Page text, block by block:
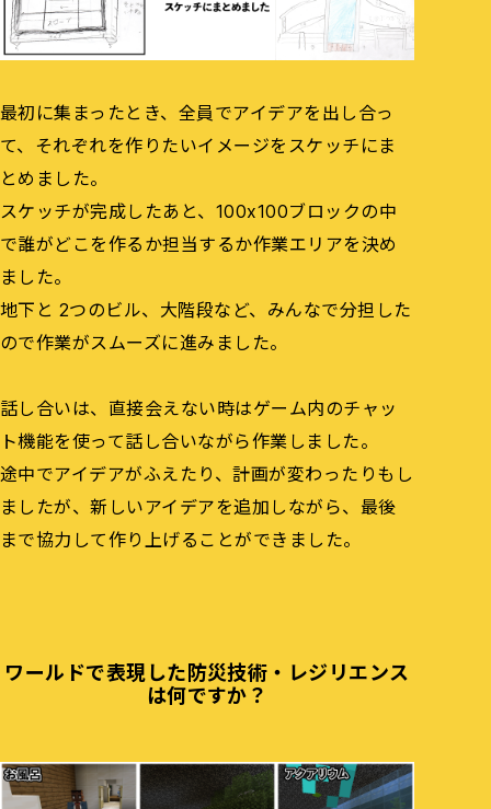
最初に集まったとき、全員でアイデアを出し合っ
て、それぞれを作りたいイメージをスケッチにま
とめました。
スケッチが完成したあと、100x100ブロックの中
で誰がどこを作るか担当するか作業エリアを決め
ました。
地下と 2つのビル、大階段など、みんなで分担した
ので作業がスムーズに進みました。
話し合いは、直接会えない時はゲーム内のチャッ
ト機能を使って話し合いながら作業しました。
途中でアイデアがふえたり、計画が変わったりもし
ましたが、新しいアイデアを追加しながら、最後
まで協力して作り上げることができました。
ワールドで表現した防災技術・レジリエンス
は何ですか？